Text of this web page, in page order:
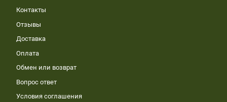
Контакты
Отзывы
Доставка
Оплата
Обмен или возврат
Вопрос ответ
Условия соглашения